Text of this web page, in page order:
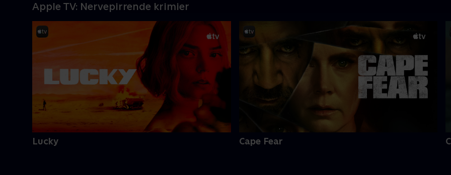
Apple TV: Nervepirrende krimier
Lucky Cape Fear